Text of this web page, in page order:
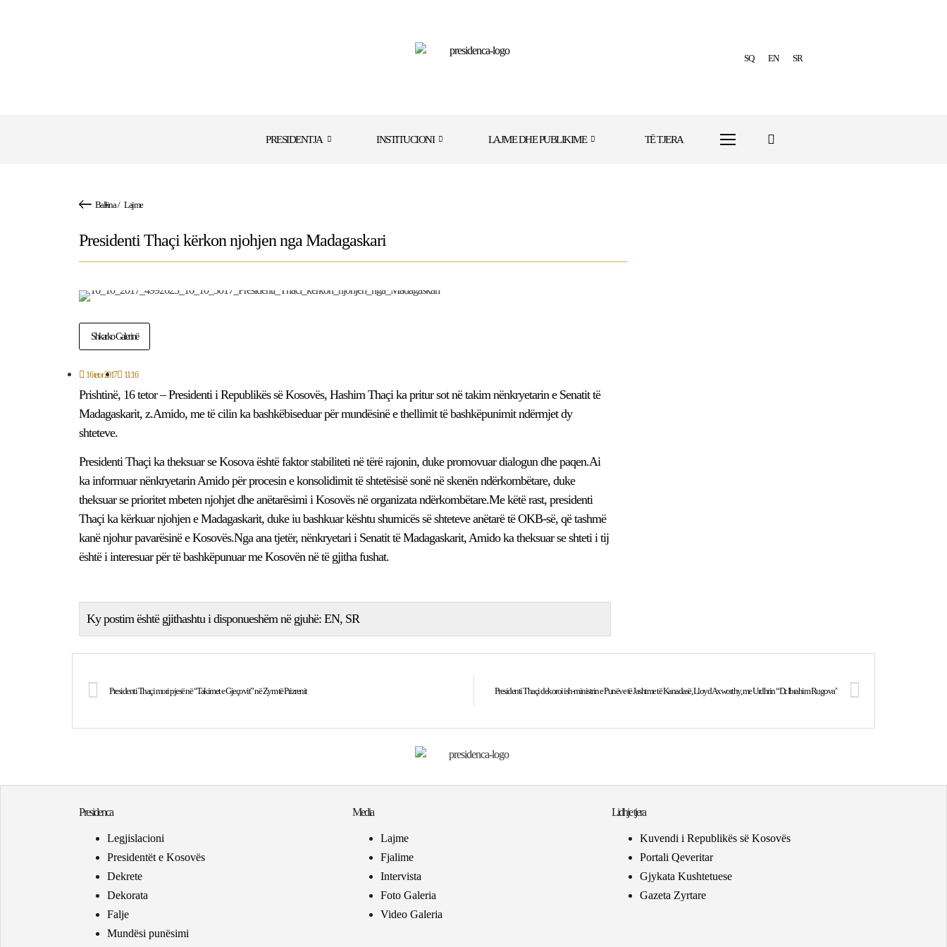
SQ EN SR
PRESIDENTJA INSTITUCIONI LAJME DHE PUBLIKIME TË TJERA
Ballina/ Lajme
Presidenti Thaçi kërkon njohjen nga Madagaskari
Shkarko Galerinë
16 tetor 2017 11:16
Prishtinë, 16 tetor – Presidenti i Republikës së Kosovës, Hashim Thaçi ka pritur sot në takim nënkryetarin e Senatit të
Madagaskarit, z.Amido, me të cilin ka bashkëbiseduar për mundësinë e thellimit të bashkëpunimit ndërmjet dy
shteteve.
Presidenti Thaçi ka theksuar se Kosova është faktor stabiliteti në tërë rajonin, duke promovuar dialogun dhe paqen.Ai
ka informuar nënkryetarin Amido për procesin e konsolidimit të shtetësisë sonë në skenën ndërkombëtare, duke
theksuar se prioritet mbeten njohjet dhe anëtarësimi i Kosovës në organizata ndërkombëtare.Me këtë rast, presidenti
Thaçi ka kërkuar njohjen e Madagaskarit, duke iu bashkuar kështu shumicës së shteteve anëtarë të OKB-së, që tashmë
kanë njohur pavarësinë e Kosovës.Nga ana tjetër, nënkryetari i Senatit të Madagaskarit, Amido ka theksuar se shteti i tij
është i interesuar për të bashkëpunuar me Kosovën në të gjitha fushat.
Ky postim është gjithashtu i disponueshëm në gjuhë: EN SR
Presidenti Thaçi mori pjesë në “Takimet e Gjeçovit” në Zym të Prizrenit Presidenti Thaçi dekoroi ish-ministrin e Punëve të Jashtme të Kanadasë, Lloyd Axworthy, me Urdhrin “Dr. Ibrahim Rugova”
Presidenca
Legjislacioni
Presidentët e Kosovës
Dekrete
Dekorata
Falje
Mundësi punësimi
Media
Lajme
Fjalime
Intervista
Foto Galeria
Video Galeria
Lidhje tjera
Kuvendi i Republikës së Kosovës
Portali Qeveritar
Gjykata Kushtetuese
Gazeta Zyrtare